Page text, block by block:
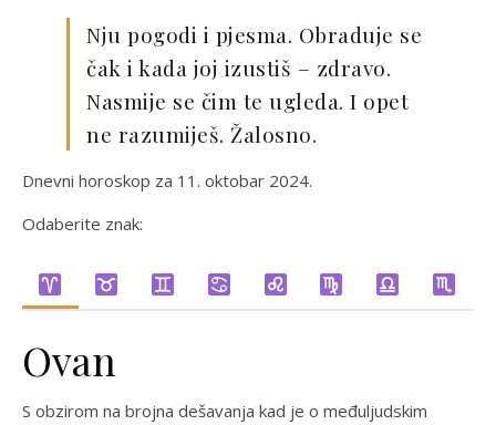
Nju pogodi i pjesma. Obraduje se
čak i kada joj izustiš – zdravo.
Nasmije se čim te ugleda. I opet
ne razumiješ. Žalosno.
Dnevni horoskop za 11. oktobar 2024.
Odaberite znak:
Ovan
S obzirom na brojna dešavanja kad je o međuljudskim